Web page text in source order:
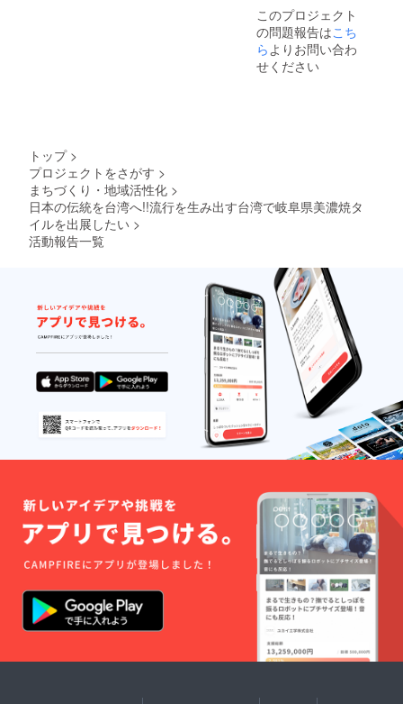
す！！
＊お名
前はこ
ちらで
知らせ
名、
ニック
ネー
ム、法
人や企
業名も
可能で
す）ご
了承く
ださ
い。 お
礼の手
紙を後
日送ら
きま
す。
このプロジェクト
の問題報告はこち
ら よりお問い合わ
せください
トップ >
プロジェクトをさがす >
まちづくり・地域活性化 >
日本の伝統を台湾へ!!流行を生み出す台湾で岐阜県美濃焼タ
イルを出展したい >
活動報告一覧